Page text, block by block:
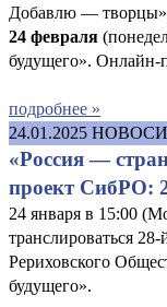
Добавлю —
24 февраля
будущего».
подробнее »
24.01.2025
«Россия —
проект СибРО:
24 января в 15:00
транслироваться
Рериховского
будущего».